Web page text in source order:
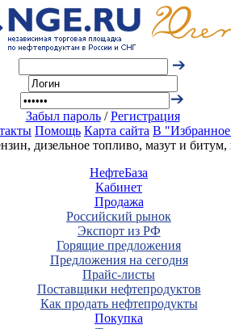
Забыл пароль/Регистрация
Помощь Карта сайта В
дизельное топливо, мазут и
НефтеБаза
Кабинет
Продажа
Российский рынок
Экспорт из РФ
Горящие предложения
Предложения на сегодня
Прайс-листы
Поставщики нефтепродуктов
Как продать нефтепродукты
Покупка